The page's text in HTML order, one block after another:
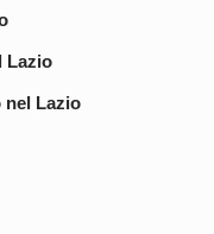
Lazio
nel Lazio